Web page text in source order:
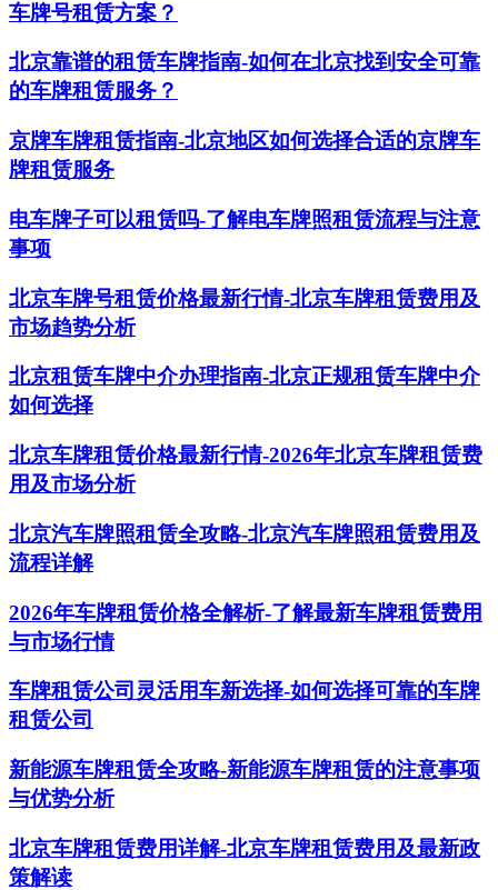
车牌号租赁方案？
北京靠谱的租赁车牌指南-如何在北京找到安全可靠
的车牌租赁服务？
京牌车牌租赁指南-北京地区如何选择合适的京牌车
牌租赁服务
电车牌子可以租赁吗-了解电车牌照租赁流程与注意
事项
北京车牌号租赁价格最新行情-北京车牌租赁费用及
市场趋势分析
北京租赁车牌中介办理指南-北京正规租赁车牌中介
如何选择
北京车牌租赁价格最新行情-2026年北京车牌租赁费
用及市场分析
北京汽车牌照租赁全攻略-北京汽车牌照租赁费用及
流程详解
2026年车牌租赁价格全解析-了解最新车牌租赁费用
与市场行情
车牌租赁公司灵活用车新选择-如何选择可靠的车牌
租赁公司
新能源车牌租赁全攻略-新能源车牌租赁的注意事项
与优势分析
北京车牌租赁费用详解-北京车牌租赁费用及最新政
策解读